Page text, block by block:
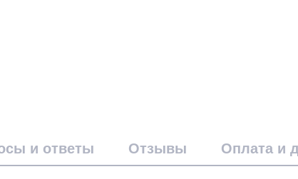
и ответы Отзывы Оплата и